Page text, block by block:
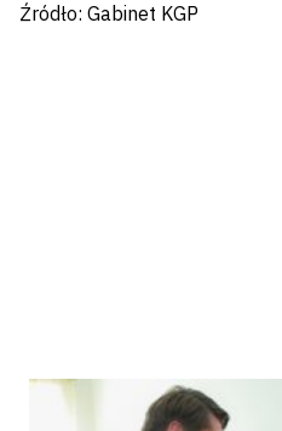
Źródło: Gabinet KGP